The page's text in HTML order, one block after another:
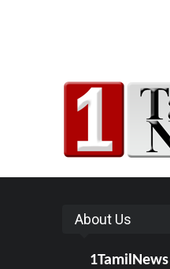
About Us
1TamilNews